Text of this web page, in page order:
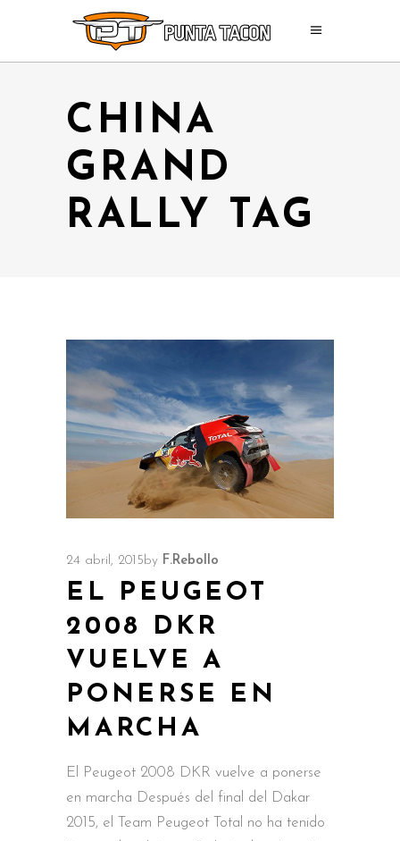
CHINA
GRAND
RALLY TAG
24 abril, 2015 by F.Rebollo
EL PEUGEOT
2008 DKR
VUELVE A
PONERSE EN
MARCHA
El Peugeot 2008 DKR vuelve a ponerse
en marcha Después del final del Dakar
2015, el Team Peugeot Total no ha tenido